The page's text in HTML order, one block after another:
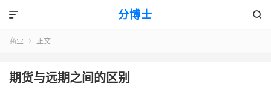
分博士 

商业  正文
期货与远期之间的区别